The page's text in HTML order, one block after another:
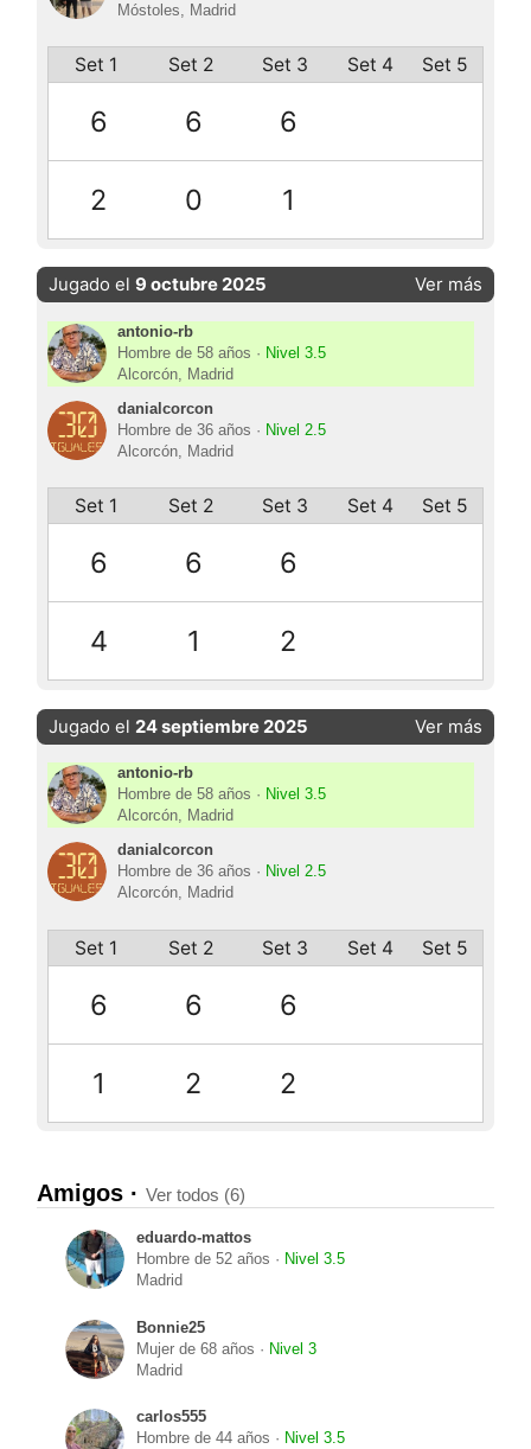
Móstoles, Madrid
Set 1 Set 2 Set 3 Set 4 Set 5
6 6 6
2 0 1
Jugado el9 octubre 2025 Ver más
antonio-rb
Hombre de 58 años · Nivel 3.5
Alcorcón, Madrid
danialcorcon
Hombre de 36 años · Nivel 2.5
Alcorcón, Madrid
Set 1 Set 2 Set 3 Set 4 Set 5
6 6 6
4 1 2
Jugado el 24 septiembre 2025 Ver más
antonio-rb
Hombre de 58 años · Nivel 3.5
Alcorcón, Madrid
danialcorcon
Hombre de 36 años · Nivel 2.5
Alcorcón, Madrid
Set 1 Set 2 Set 3 Set 4 Set 5
6 6 6
1 2 2
Amigos ·Ver todos (6)
eduardo-mattos
Hombre de 52 años · Nivel 3.5
Madrid
Bonnie25
Mujer de 68 años · Nivel 3
Madrid
carlos555
Hombre de 44 años · Nivel 3.5